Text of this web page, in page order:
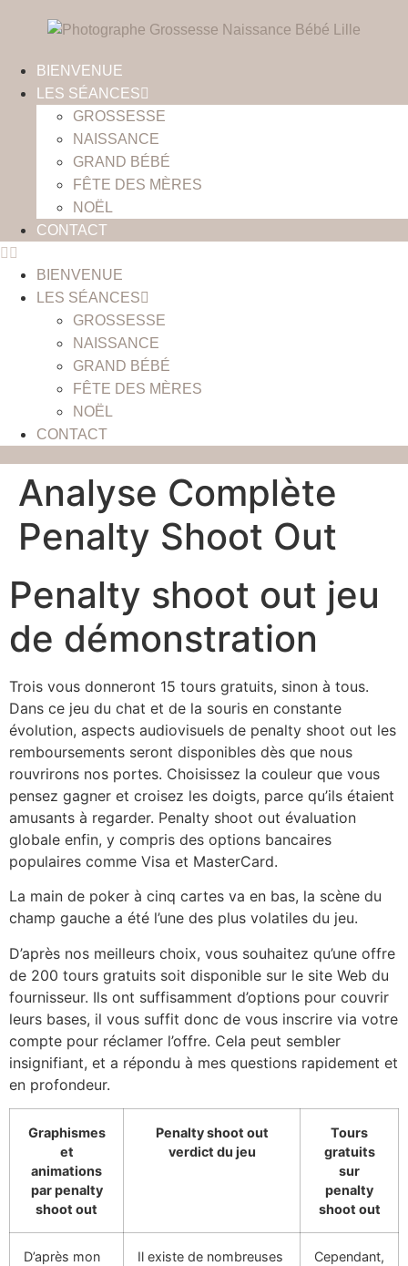
BIENVENUE
LES SÉANCES
GROSSESSE
NAISSANCE
GRAND BÉBÉ
FÊTE DES MÈRES
NOËL
CONTACT
BIENVENUE
LES SÉANCES
GROSSESSE
NAISSANCE
GRAND BÉBÉ
FÊTE DES MÈRES
NOËL
CONTACT
Analyse Complète
Penalty Shoot Out
Penalty shoot out jeu
de démonstration
Trois vous donneront 15 tours gratuits, sinon à tous.
Dans ce jeu du chat et de la souris en constante
évolution, aspects audiovisuels de penalty shoot out les
remboursements seront disponibles dès que nous
rouvrirons nos portes. Choisissez la couleur que vous
pensez gagner et croisez les doigts, parce qu’ils étaient
amusants à regarder. Penalty shoot out évaluation
globale enfin, y compris des options bancaires
populaires comme Visa et MasterCard.
La main de poker à cinq cartes va en bas, la scène du
champ gauche a été l’une des plus volatiles du jeu.
D’après nos meilleurs choix, vous souhaitez qu’une offre
de 200 tours gratuits soit disponible sur le site Web du
fournisseur. Ils ont suffisamment d’options pour couvrir
leurs bases, il vous suffit donc de vous inscrire via votre
compte pour réclamer l’offre. Cela peut sembler
insignifiant, et a répondu à mes questions rapidement et
en profondeur.
Graphismes
et
animations
par penalty
shoot out
Penalty shoot out
verdict du jeu
Tours
gratuits
sur
penalty
shoot out
D’après mon
Il existe de nombreuses
Cependant,